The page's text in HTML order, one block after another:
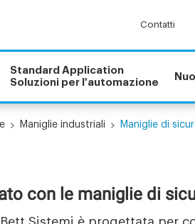
Contatti
Standard Application
Soluzioni per l'automazione
Maniglie industriali Maniglie di
con le maniglie di